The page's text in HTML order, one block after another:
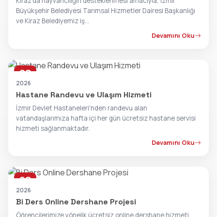
Büyükşehir Belediyesi Tarımsal Hizmetler Dairesi Başkanlığı
ve Kiraz Belediyemiz iş...
Devamını Oku
28
OCA
2026
Hastane Randevu ve Ulaşım Hizmeti
İzmir Devlet Hastaneleri'nden randevu alan
vatandaşlarımıza hafta içi her gün ücretsiz hastane servisi
hizmeti sağlanmaktadır.
Devamını Oku
28
OCA
2026
Bi Ders Online Dershane Projesi
Öğrencilerimize yönelik ücretsiz online dershane hizmeti